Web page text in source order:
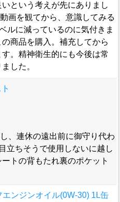
という考えが先にありまし
画を観てから、意識してみる
ルに減っているのに気付きま
商品を購入。補充してから
。精神衛生的にも今後は常
した。
、連休の遠出前に御守り代わ
立ちそうで使用しないに越し
トの背もたれ裏のポケット
ンジンオイル(0W-30) 1L缶